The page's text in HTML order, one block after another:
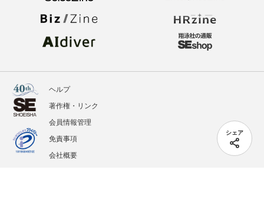
シェア
ヘルプ
著作権・リンク
会員情報管理
免責事項
会社概要